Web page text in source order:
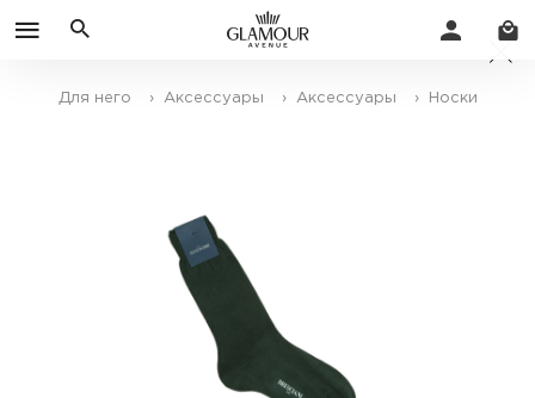
Для него › Аксессуары › Аксессуары › Носки